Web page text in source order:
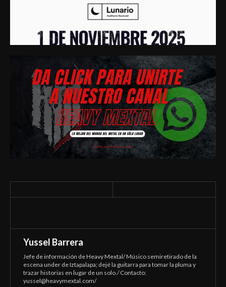
Yussel Barrera
Jefe de información de Heavy Mextal/ Músico semiretirado de la
escena under de Iztapalapa; dejé la guitarra para tomar la pluma y
trazar historias en lugar de un solo./ Contacto:
yussel@heavymextal.com/